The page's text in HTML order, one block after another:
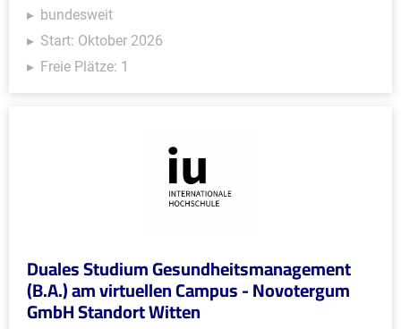
bundesweit
Start: Oktober 2026
Freie Plätze: 1
Duales Studium Gesundheitsmanagement
(B.A.) am virtuellen Campus - Novotergum
GmbH Standort Witten